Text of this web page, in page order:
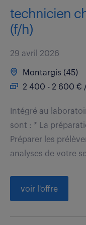
technicien
(f/h)
29 avril 2026
Montargis (45)
2 400 - 2 600 €
Intégré au
sont : * La
Préparer les
analyses de votre
voir l'offre